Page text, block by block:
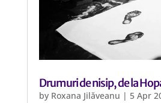
Drumuri de nisip, de la
by Roxana Jilăveanu | 5 Apr